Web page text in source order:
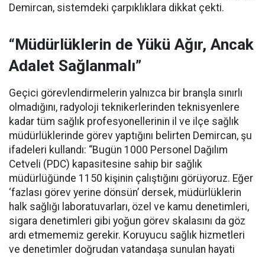
Demircan, sistemdeki çarpıklıklara dikkat çekti.
“Müdürlüklerin de Yükü Ağır, Ancak
Adalet Sağlanmalı”
Geçici görevlendirmelerin yalnızca bir branşla sınırlı
olmadığını, radyoloji teknikerlerinden teknisyenlere
kadar tüm sağlık profesyonellerinin il ve ilçe sağlık
müdürlüklerinde görev yaptığını belirten Demircan, şu
ifadeleri kullandı: “Bugün 1000 Personel Dağılım
Cetveli (PDC) kapasitesine sahip bir sağlık
müdürlüğünde 1150 kişinin çalıştığını görüyoruz. Eğer
‘fazlası görev yerine dönsün’ dersek, müdürlüklerin
halk sağlığı laboratuvarları, özel ve kamu denetimleri,
sigara denetimleri gibi yoğun görev skalasını da göz
ardı etmememiz gerekir. Koruyucu sağlık hizmetleri
ve denetimler doğrudan vatandaşa sunulan hayati